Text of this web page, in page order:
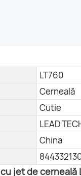
LT760
Cerneală
Cutie
LEAD
China
cu jet de